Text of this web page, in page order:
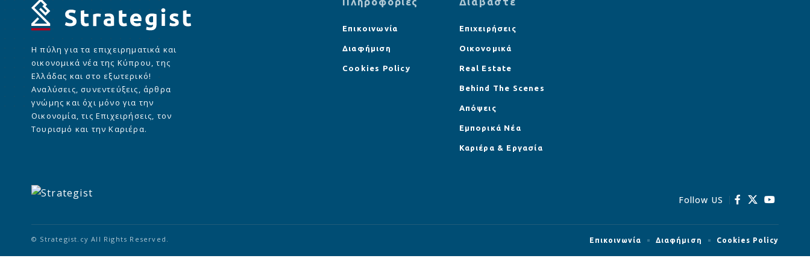
Η πύλη για τα επιχειρηματικά και
οικονομικά νέα της Κύπρου, της
Ελλάδας και στο εξωτερικό!
Αναλύσεις, συνεντεύξεις, άρθρα
γνώμης και όχι μόνο για την
Οικονομία, τις Επιχειρήσεις, τον
Τουρισμό και την Καριέρα.
Επικοινωνία
Διαφήμιση
Cookies Policy
Επιχειρήσεις
Οικονομικά
Real Estate
Behind The Scenes
Απόψεις
Εμπορικά Νέα
Καριέρα & Εργασία
Follow US
© Strategist.cy All Rights Reserved. Επικοινωνία Διαφήμιση Cookies Policy